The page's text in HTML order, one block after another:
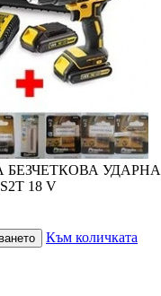
БЕЗЧЕТКОВА
18 V
Към количката